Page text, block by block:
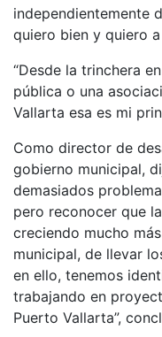
independientemente
quiero bien y quiero
“Desde la trinchera
pública o una
Vallarta esa es mi
Como director de
gobierno municipal,
demasiados
pero reconocer que
creciendo mucho
municipal, de llevar
en ello, tenemos
trabajando en
Puerto Vallarta”,